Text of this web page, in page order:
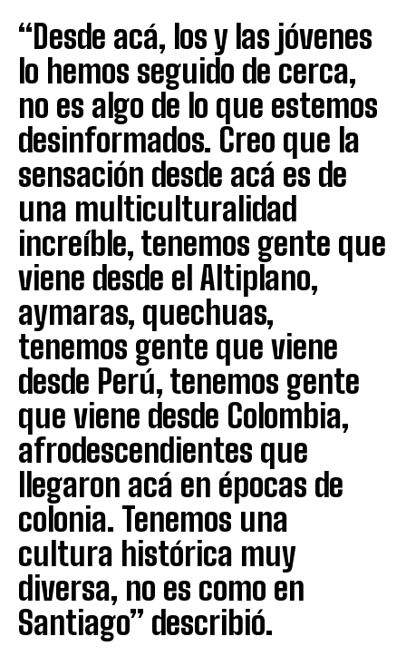
“Desde acá, los y las jóvenes
lo hemos seguido de cerca,
no es algo de lo que estemos
desinformados. Creo que la
sensación desde acá es de
una multiculturalidad
increíble, tenemos gente que
viene desde el Altiplano,
aymaras, quechuas,
tenemos gente que viene
desde Perú, tenemos gente
que viene desde Colombia,
afrodescendientes que
llegaron acá en épocas de
colonia. Tenemos una
cultura histórica muy
diversa, no es como en
Santiago” describió.